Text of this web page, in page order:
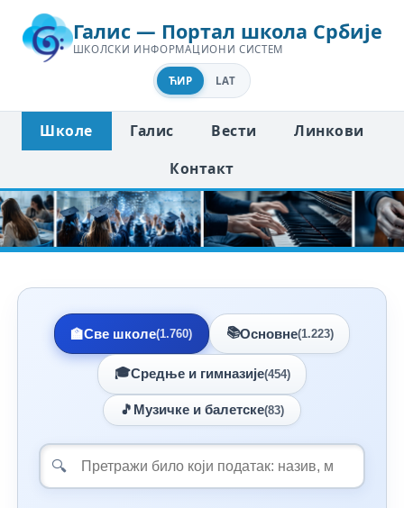
Галис — Портал школа Србије
ШКОЛСКИ ИНФОРМАЦИОНИ СИСТЕМ
ЋИР LAT
Школе Галис Вести
Линкови
Контакт
🏫Све школе(1.760) 📚Основне(1.223)
🎓Средње и гимназије(454)
🎵 Музичке и балетске(83)
🔍